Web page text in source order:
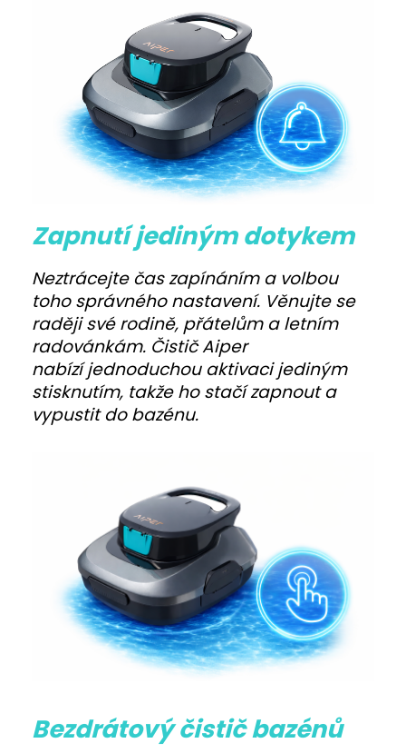
Zapnutí jediným dotykem
Neztrácejte čas zapínáním a volbou
toho správného nastavení. Věnujte se
raději své rodině, přátelům a letním
radovánkám. Čistič Aiper
nabízí jednoduchou aktivaci jediným
stisknutím, takže ho stačí zapnout a
vypustit do bazénu.
Bezdrátový čistič bazénů